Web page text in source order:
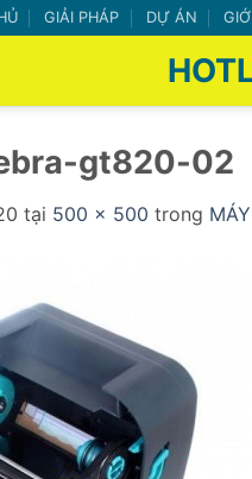
GIẢI PHÁP DỰ ÁN
gt820-02
tại 500 × 500 trong